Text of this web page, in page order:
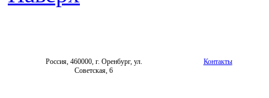
Россия, 460000, г. Оренбург, ул.
Советская, 6
Контакты